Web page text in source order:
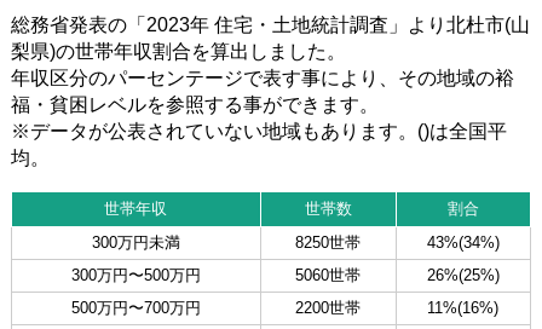
総務省発表の「2023年 住宅・土地統計調査」より北杜市(山
梨県)の世帯年収割合を算出しました。
年収区分のパーセンテージで表す事により、その地域の裕
福・貧困レベルを参照する事ができます。
※データが公表されていない地域もあります。()は全国平
均。
世帯年収 世帯数
割合
300万円未満
8250世帯
43%(34%)
300万円〜500万円
5060世帯
26%(25%)
500万円〜700万円
2200世帯
11%(16%)